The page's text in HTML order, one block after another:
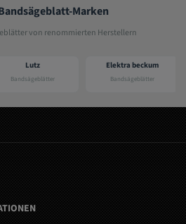
Marken
von renommierten Herstellern
Lutz
Bandsägeblätter
Elektra beckum
Bandsägeblätter